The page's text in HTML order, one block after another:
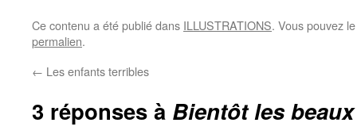
Ce contenu a été publié dans ILLUSTRATIONS. Vous pouvez
permalien.
← Les enfants terribles
3 réponses à Bientôt les